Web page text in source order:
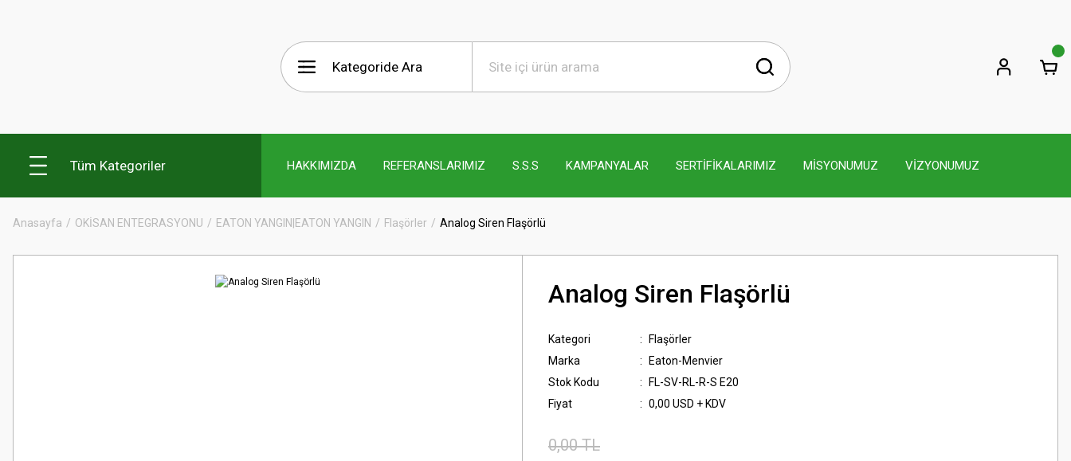
Tüm Kategoriler HAKKIMIZDA REFERANSLARIMIZ S.S.S KAMPANYALAR SERTİFİKALARIMIZ MİSYONUMUZ VİZYONUMUZ
Anasayfa OKİSAN ENTEGRASYONU EATON YANGIN|EATON YANGIN Flaşörler Analog Siren Flaşörlü
Analog Siren Flaşörlü
Kategori
Flaşörler
Marka
Eaton-Menvier
Stok Kodu
FL-SV-RL-R-S E20
Fiyat
0,00 USD + KDV
0,00 TL